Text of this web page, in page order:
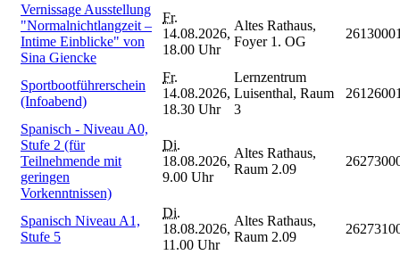
Vernissage Ausstellung
"Normalnichtlangzeit –
Intime Einblicke" von
Sina Giencke
Fr.
14.08.2026,
18.00 Uhr
Altes Rathaus,
Foyer 1. OG
Sportbootführerschein
(Infoabend)
Fr.
14.08.2026,
18.30 Uhr
Lernzentrum
Luisenthal, Raum
3
Spanisch - Niveau A0,
Stufe 2 (für
Teilnehmende mit
geringen
Vorkenntnissen)
Di.
18.08.2026,
9.00 Uhr
Altes Rathaus,
Raum 2.09
Spanisch Niveau A1,
Stufe 5
Di.
18.08.2026,
11.00 Uhr
Altes Rathaus,
Raum 2.09